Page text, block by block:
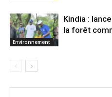
Environnement
Kindia :
la forêt